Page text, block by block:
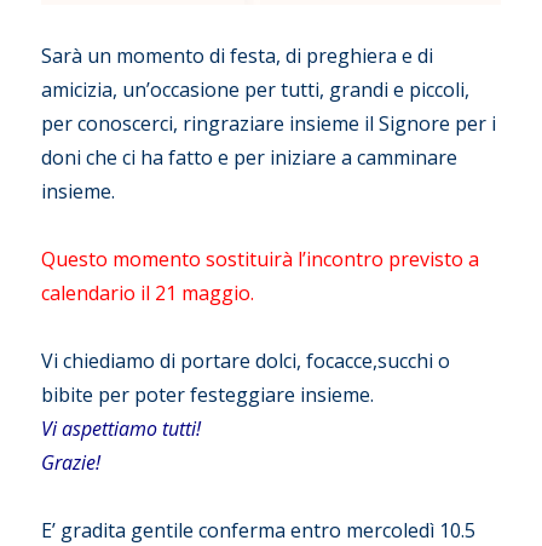
Sarà un momento di festa, di preghiera e di
amicizia, un’occasione per tutti, grandi e piccoli,
per conoscerci, ringraziare insieme il Signore per i
doni che ci ha fatto e per iniziare a camminare
insieme.
Questo momento sostituirà l’incontro previsto a
calendario il 21 maggio.
Vi chiediamo di portare dolci, focacce,succhi o
bibite per poter festeggiare insieme.
Vi aspettiamo tutti!
Grazie!
E’ gradita gentile conferma entro mercoledì 10.5